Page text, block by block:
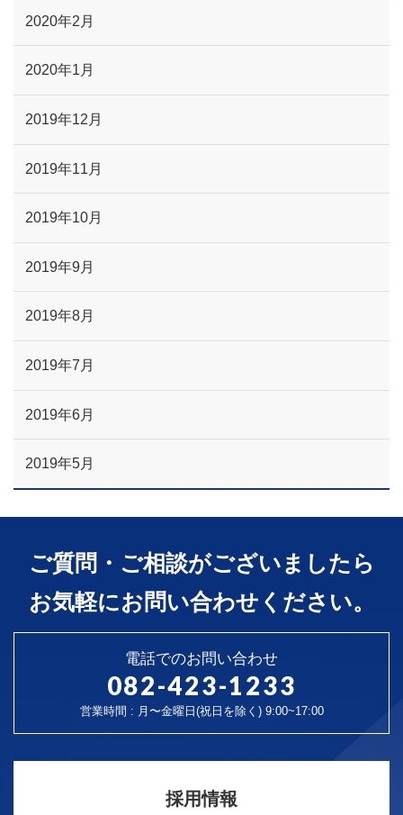
2020年2月
2020年1月
2019年12月
2019年11月
2019年10月
2019年9月
2019年8月
2019年7月
2019年6月
2019年5月
ご質問・ご相談がございましたら
お気軽にお問い合わせください。
電話でのお問い合わせ
082-423-1233
営業時間 : 月〜金曜日(祝日を除く) 9:00~17:00
採用情報